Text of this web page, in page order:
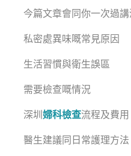
今篇文章會同你一次過講
私密處異味嘅常見原因
生活習慣與衛生誤區
需要檢查嘅情況
深圳婦科檢查流程及費用
醫生建議同日常護理方法